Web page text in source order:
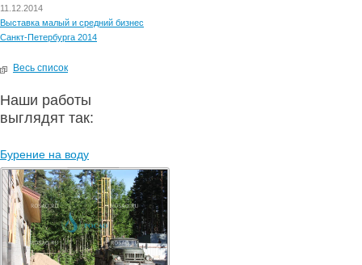
11.12.2014
Выставка малый и средний бизнес
Санкт-Петербурга 2014
Весь список
Наши работы
выглядят так:
Бурение на воду